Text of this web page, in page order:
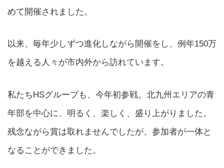
めて開催されました。
以来、毎年少しずつ進化しながら開催をし、例年150万
を越える人々が市内外から訪れています。
私たちHSグループも、今年初参戦。北九州エリアの青
年部を中心に、明るく、楽しく、盛り上がりました。
残念ながら賞は取れませんでしたが、参加者が一体と
なることができました。